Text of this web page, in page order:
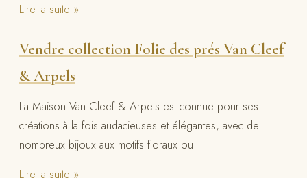
Lire la suite »
Vendre collection Folie des prés Van Cleef
& Arpels
La Maison Van Cleef & Arpels est connue pour ses
créations à la fois audacieuses et élégantes, avec de
nombreux bijoux aux motifs floraux ou
Lire la suite »